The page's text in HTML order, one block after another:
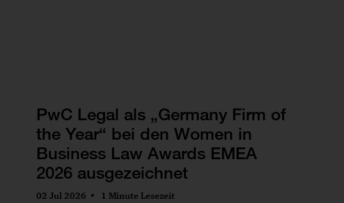
PwC Legal als „Germany Firm of
the Year“ bei den Women in
Business Law Awards EMEA
2026 ausgezeichnet
02 Jul 2026 1 Minute Lesezeit